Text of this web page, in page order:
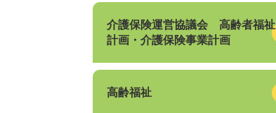
介護保険運営協議会 高齢者福祉
計画・介護保険事業計画
高齢福祉